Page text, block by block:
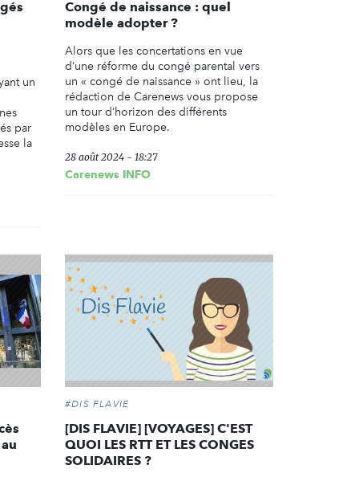
un
par
la
Congé de naissance : quel
modèle adopter ?
Alors que les concertations en vue
d’une réforme du congé parental vers
un « congé de naissance » ont lieu, la
rédaction de Carenews vous propose
un tour d’horizon des différents
modèles en Europe.
28 août 2024 - 18:27
Carenews INFO
#DIS FLAVIE
[DIS FLAVIE] [VOYAGES] C'EST
QUOI LES RTT ET LES CONGES
SOLIDAIRES ?